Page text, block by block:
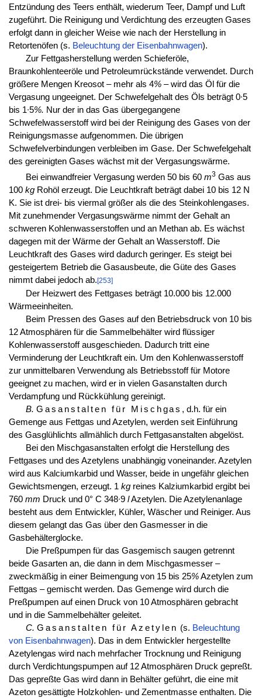
Entzündung des Teers enthält, wiederum Teer, Dampf und Luft
zugeführt. Die Reinigung und Verdichtung des erzeugten Gases
erfolgt dann in gleicher Weise wie nach der Herstellung in
Retortenöfen (s. Beleuchtung der Eisenbahnwagen).
Zur Fettgasherstellung werden Schieferöle,
Braunkohlenteeröle und Petroleumrückstände verwendet. Durch
größere Mengen Kreosot – mehr als 4%– wird das Öl für die
Vergasung ungeeignet. Der Schwefelgehalt des Öls beträgt 0∙5
bis 1∙5%. Nur der in das Gas übergegangene
Schwefelwasserstoff wird bei der Reinigung des Gases von der
Reinigungsmasse aufgenommen. Die übrigen
Schwefelverbindungen verbleiben im Gase. Der Schwefelgehalt
des gereinigten Gases wächst mit der Vergasungswärme.
Bei einwandfreier Vergasung werden 50 bis 60 m3Gas aus
100 kgRohöl erzeugt. Die Leuchtkraft beträgt dabei 10 bis 12 N
K. Sie ist drei- bis viermal größer als die des Steinkohlengases.
Mit zunehmender Vergasungswärme nimmt der Gehalt an
schweren Kohlenwasserstoffen und an Methan ab. Es wächst
dagegen mit der Wärme der Gehalt an Wasserstoff. Die
Leuchtkraft des Gases wird dadurch geringer. Es steigt bei
gesteigertem Betrieb die Gasausbeute, die Güte des Gases
nimmt dabei jedoch ab.[253]
Der Heizwert des Fettgases beträgt 10.000 bis 12.000
Wärmeeinheiten.
Beim Pressen des Gases auf den Betriebsdruck von 10 bis
12 Atmosphären für die Sammelbehälter wird flüssiger
Kohlenwasserstoff ausgeschieden. Dadurch tritt eine
Verminderung der Leuchtkraft ein. Um den Kohlenwasserstoff
zur unmittelbaren Verwendung als Betriebsstoff für Motore
geeignet zu machen, wird er in vielen Gasanstalten durch
Verdampfung und Rückkühlung gereinigt.
B. Gasanstalten für Mischgas , d.h. für ein
Gemenge aus Fettgas und Azetylen, werden seit Einführung
des Gasglühlichts allmählich durch Fettgasanstalten abgelöst.
Bei den Mischgasanstalten erfolgt die Herstellung des
Fettgases und des Azetylens unabhängig voneinander. Azetylen
wird aus Kalciumkarbid und Wasser, beide in ungefähr gleichen
Gewichtsmengen, erzeugt. 1 kgreines Kalziumkarbid ergibt bei
760 mm Druck und 0° C 348∙9 lAzetylen. Die Azetylenanlage
besteht aus dem Entwickler, Kühler, Wäscher und Reiniger. Aus
diesem gelangt das Gas über den Gasmesser in die
Gasbehälterglocke.
Die Preßpumpen für das Gasgemisch saugen getrennt
beide Gasarten an, die dann in dem Mischgasmesser –
zweckmäßig in einer Beimengung von 15 bis 25%Azetylen zum
Fettgas – gemischt werden. Das Gemenge wird durch die
Preßpumpen auf einen Druck von 10 Atmosphären gebracht
und in die Sammelbehälter geleitet.
C. Gasanstalten für Azetylen (s. Beleuchtung
von Eisenbahnwagen). Das in dem Entwickler hergestellte
Azetylengas wird nach mehrfacher Trocknung und Reinigung
durch Verdichtungspumpen auf 12 Atmosphären Druck gepreßt.
Das gepreßte Gas wird dann in Behälter geführt, die eine mit
Azeton gesättigte Holzkohlen- und Zementmasse enthalten. Die